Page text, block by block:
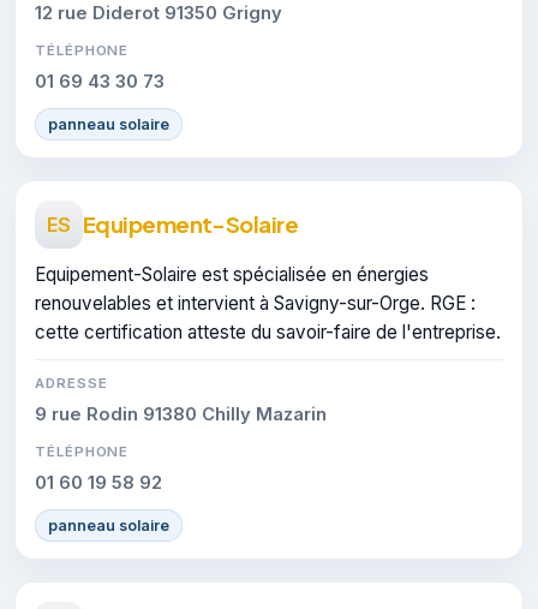
12 rue Diderot 91350 Grigny
TÉLÉPHONE
01 69 43 30 73
panneau solaire
ES Equipement-Solaire
Equipement-Solaire est spécialisée en énergies
renouvelables et intervient à Savigny-sur-Orge. RGE :
cette certification atteste du savoir-faire de l'entreprise.
ADRESSE
9 rue Rodin 91380 Chilly Mazarin
TÉLÉPHONE
01 60 19 58 92
panneau solaire